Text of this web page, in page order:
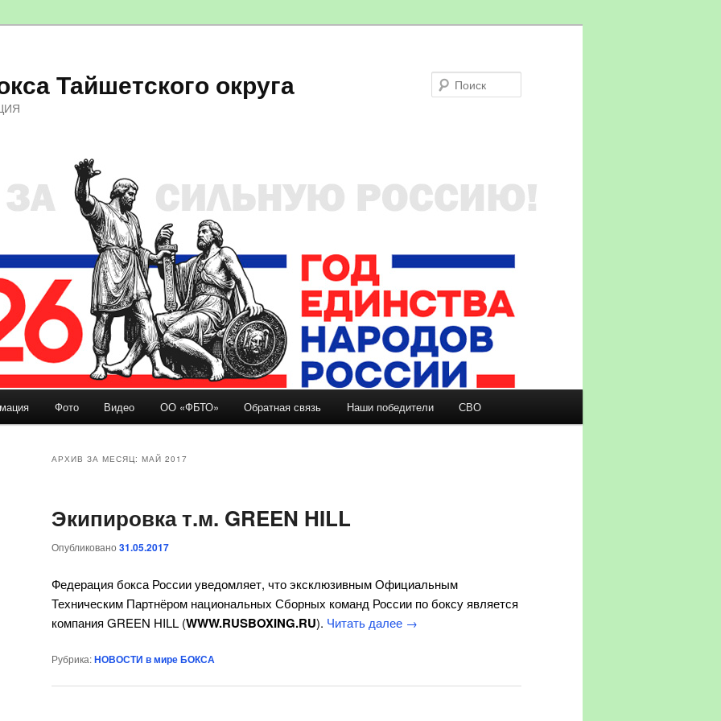
Тайшетского округа
содержимому
Фото Видео ОО «ФБТО» Обратная связь Наши победители СВО
АРХИВ ЗА МЕСЯЦ: МАЙ 2017
Экипировка т.м. GREEN HILL
Опубликовано 31.05.2017
Федерация бокса России уведомляет, что эксклюзивным Официальным
Техническим Партнёром национальных Сборных команд России по боксу является
компания GREEN HILL (WWW.RUSBOXING.RU). Читать далее →
Рубрика:НОВОСТИ в мире БОКСА